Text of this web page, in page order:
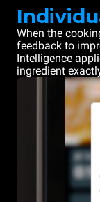
When the
feedback to
Intelligence
ingredient